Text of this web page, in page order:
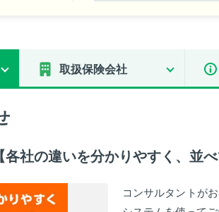
取扱保険会社
社の違いを分かりやすく、並べ
コンサルタントが